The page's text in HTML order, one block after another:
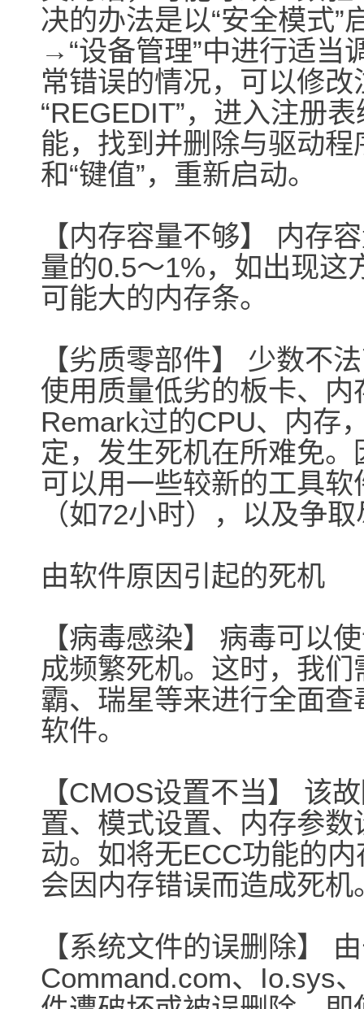
决的办法是以“安全模式”
→“设备管理”中进行适当
常错误的情况，可以修改
“REGEDIT”，进入注册
能，找到并删除与驱动程
和“键值”，重新启动。
【内存容量不够】 内存
量的0.5～1%，如出现这
可能大的内存条。
【劣质零部件】 少数不
使用质量低劣的板卡、
Remark过的CPU、内存
定，发生死机在所难免
可以用一些较新的工具
（如72小时），以及争
由软件原因引起的死机
【病毒感染】 病毒可以
成频繁死机。这时，我
霸、瑞星等来进行全面
软件。
【CMOS设置不当】 该
置、模式设置、内存参
动。如将无ECC功能的
会因内存错误而造成死机
【系统文件的误删除】
Command.com、Io.sys